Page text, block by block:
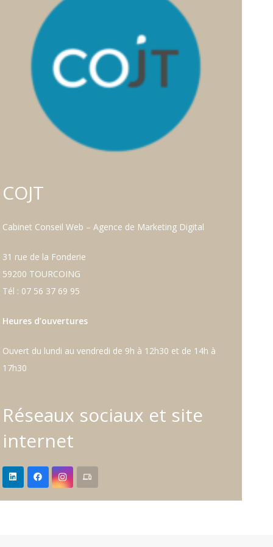
COJT
Cabinet Conseil Web – Agence de Marketing Digital
31 rue de la Fonderie
59200 TOURCOING
Tél : 07 56 37 69 95
Heures d’ouvertures
Ouvert du lundi au vendredi de 9h à 12h30 et de 14h à
17h30
Réseaux sociaux et site
internet
devices